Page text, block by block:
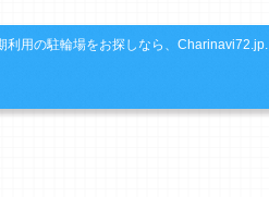
利用の駐輪場をお探しなら、Charinavi72.jp.